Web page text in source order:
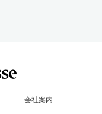
会社案内